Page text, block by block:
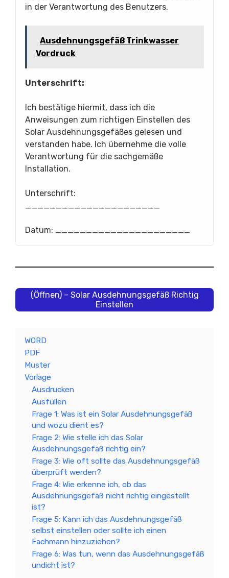
in der Verantwortung des Benutzers.
Ausdehnungsgefäß Trinkwasser
Vordruck
Unterschrift:
Ich bestätige hiermit, dass ich die
Anweisungen zum richtigen Einstellen des
Solar Ausdehnungsgefäßes gelesen und
verstanden habe. Ich übernehme die volle
Verantwortung für die sachgemäße
Installation.
Unterschrift:
______________________
Datum: ______________________
(Öffnen) – Solar Ausdehnungsgefäß Richtig
Einstellen
WORD
PDF
Muster
Vorlage
Ausdrucken
Ausfüllen
Frage 1: Was ist ein Solar Ausdehnungsgefäß
und wozu dient es?
Frage 2: Wie stelle ich das Solar
Ausdehnungsgefäß richtig ein?
Frage 3: Wie oft sollte das Ausdehnungsgefäß
überprüft werden?
Frage 4: Wie erkenne ich, ob das
Ausdehnungsgefäß nicht richtig eingestellt
ist?
Frage 5: Kann ich das Ausdehnungsgefäß
selbst einstellen oder sollte ich einen
Fachmann hinzuziehen?
Frage 6: Was tun, wenn das Ausdehnungsgefäß
undicht ist?